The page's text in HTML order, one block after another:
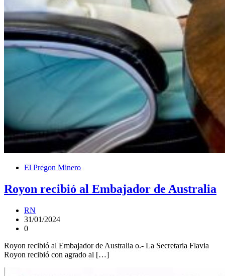
El Pregon Minero
Royon recibió al Embajador de Australia
RN
31/01/2024
0
Royon recibió al Embajador de Australia o.- La Secretaria Flavia
Royon recibió con agrado al […]